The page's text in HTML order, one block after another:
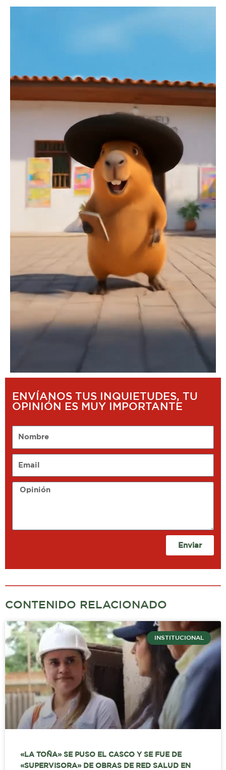
ENVÍANOS TUS INQUIETUDES, TU
OPINIÓN ES MUY IMPORTANTE
Opinión
Enviar
CONTENIDO RELACIONADO
INSTITUCIONAL
«LA TOÑA» SE PUSO EL CASCO Y SE FUE DE
«SUPERVISORA» DE OBRAS DE RED SALUD EN